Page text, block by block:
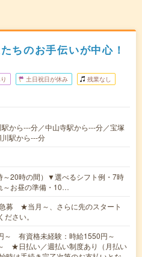
ちのお手伝いが中心！
土日祝日が休み 残業なし
から---分／中山寺駅から---分／宝塚
駅から---分
～20時の間）▼選べるシフト例・7時
～お昼の準備・10…
募 ★当月～、さらに先のスタート
さい。
～ 有資格未経験：時給1550円～
★日払い／週払い制度あり（月払い